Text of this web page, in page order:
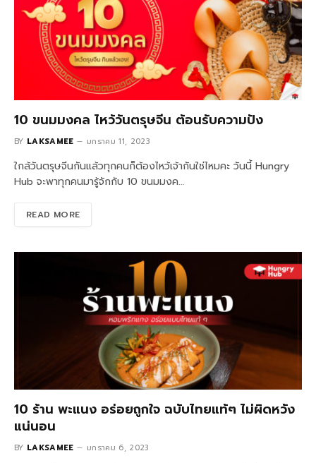
10 ขนมมงคล ไหว้วันตรุษจีน ต้อนรับความปัง
BY LAKSAMEE มกราคม 11, 2023
ใกล้วันตรุษจีนกันแล้วทุกคนก็ต้องไหว้เจ้ากันใช่ไหมคะ วันนี้ Hungry
Hub จะพาทุกคนมารู้จักกับ 10 ขนมมงค…
READ MORE
10 ร้าน พะแนง อร่อยถูกใจ ฉบับไทยแท้ๆ ไม่ผิดหวัง
แน่นอน
BY LAKSAMEE มกราคม 6, 2023